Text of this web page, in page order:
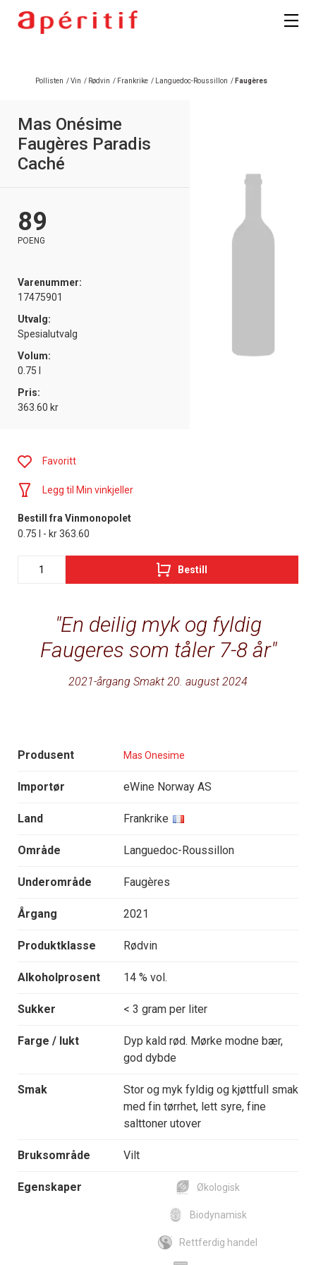
Pollisten /Vin / Rødvin / Frankrike / Languedoc-Roussillon / Faugères
Mas Onésime
Faugères Paradis
Caché
89
POENG
Varenummer:
17475901
Utvalg:
Spesialutvalg
Volum:
0.75 l
Pris:
363.60 kr
En deilig myk og fyldig
Faugeres som tåler 7-8 år
2021-årgang Smakt 20. august 2024
Produsent Mas Onesime
Importør eWine Norway AS
Land Frankrike
Område Languedoc-Roussillon
Underområde Faugères
Årgang 2021
Produktklasse Rødvin
Alkoholprosent 14 % vol.
Sukker < 3 gram per liter
Farge / lukt
Dyp kald rød. Mørke modne bær,
god dybde
Smak
Stor og myk fyldig og kjøttfull smak
med fin tørrhet, lett syre, fine
salttoner utover
Bruksområde Vilt
Egenskaper Økologisk
Biodynamisk
Rettferdig handel
Favoritt
Legg til Min vinkjeller
Bestill fra Vinmonopolet
0.75 l - kr 363.60
Bestill